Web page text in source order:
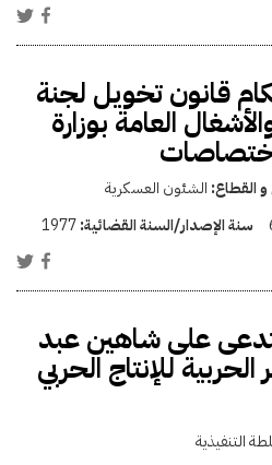
قانون تخويل لجنة
العامة بوزارة
القطاع: الشئون العسكرية
سنة الإصدار/السنة القضائية:1977
على شاهين عبد
للإنتاج الحربي
التنفيذية